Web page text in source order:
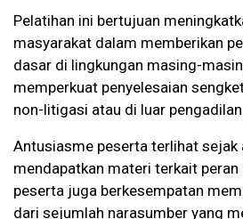
Pelatihan ini bertujuan
masyarakat dalam memberikan
dasar di lingkungan masing-
memperkuat penyelesaian
non-litigasi atau di luar
Antusiasme peserta terlihat sejak
mendapatkan materi terkait
peserta juga berkesempatan
dari sejumlah narasumber yang